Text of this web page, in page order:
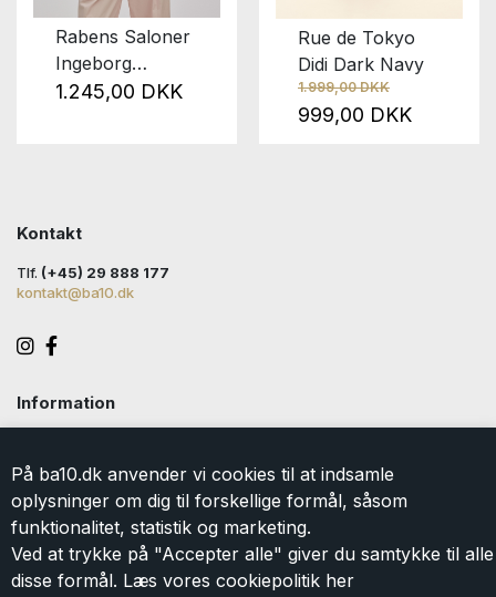
På ba10.dk anvender vi cookies til at indsamle
oplysninger om dig til forskellige formål, såsom
funktionalitet, statistik og marketing.
Ved at trykke på "Accepter alle" giver du samtykke til alle
disse formål. Læs vores cookiepolitik her
Rabens Saloner
Ingeborg
Powder
1.245,00 DKK
Rue de Tokyo
Didi Dark Navy
1.999,00 DKK
999,00 DKK
Kontakt
Tlf. (+45) 29 888 177
kontakt@ba10.dk
Information
Levering
Returlabel
Persondatapolitik
Kontakt
Om BA10